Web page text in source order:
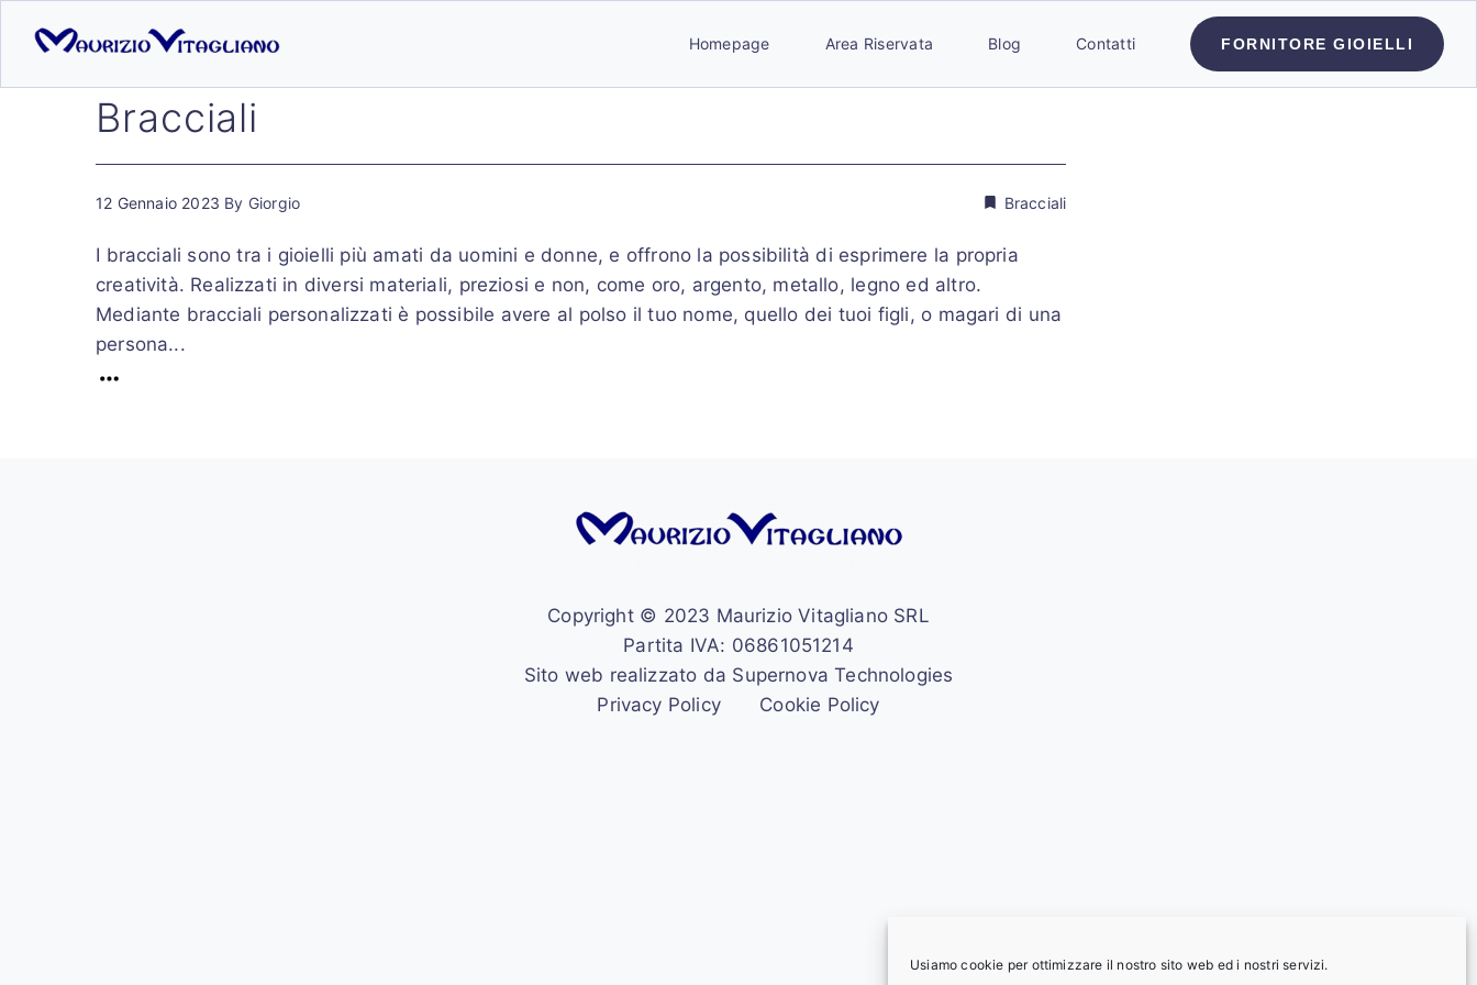
Usiamo cookie per ottimizzare il nostro sito web ed i nostri servizi.
Homepage Area Riservata Blog Contatti FORNITORE GIOIELLI
Bracciali
12 Gennaio 2023 By Giorgio Bracciali
I bracciali sono tra i gioielli più amati da uomini e donne, e offrono la possibilità di esprimere la propria
creatività. Realizzati in diversi materiali, preziosi e non, come oro, argento, metallo, legno ed altro.
Mediante bracciali personalizzati è possibile avere al polso il tuo nome, quello dei tuoi figli, o magari di una
persona...
Copyright © 2023 Maurizio Vitagliano SRL
Partita IVA: 06861051214
Sito web realizzato da Supernova Technologies
Privacy Policy
Cookie Policy